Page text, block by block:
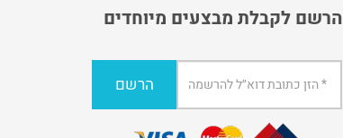
הרשם לקבלת מבצעים מיוחדים
הרשם